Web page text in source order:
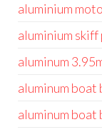
aluminium
aluminium
aluminum
aluminum
aluminum boat